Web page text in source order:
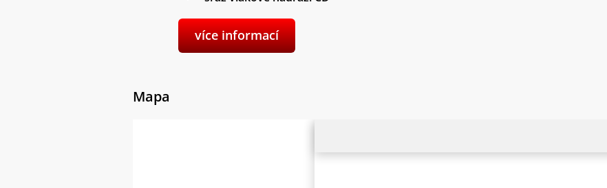
více informací
Mapa